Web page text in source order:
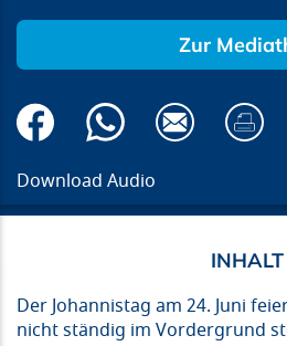
Zur
Download Audio
Der Johannistag am 24. Juni
nicht ständig im Vordergrund